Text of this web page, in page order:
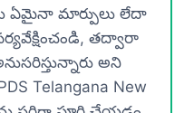
ఏమైనా మార్పులు లేదా
తద్వారా
అని
Telangana New